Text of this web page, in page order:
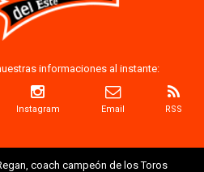
informaciones al instante:
Instagram Email RSS
coach campeón de los Toros